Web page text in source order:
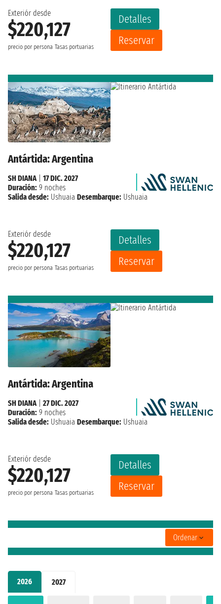
2026 2027
Exteriór desde
$220,127
precio por persona Tasas portuarias
Detalles
Reservar
Antártida: Argentina
Exteriór desde
$220,127
precio por persona Tasas portuarias
Detalles
Reservar
SH DIANA| 17 DIC. 2027
Duración: 9 noches
Salida desde: Ushuaia Desembarque: Ushuaia
Antártida: Argentina
Exteriór desde
$220,127
precio por persona Tasas portuarias
Detalles
Reservar
SH DIANA
27 DIC. 2027
Duración: 9 noches
Salida desde: Ushuaia Desembarque: Ushuaia
Ordenar